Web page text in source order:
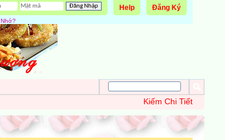
Đăng Ký
Help
Kiếm Chi Tiết